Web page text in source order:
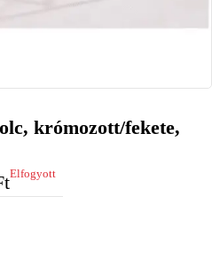
krómozott/fekete,
Elfogyott